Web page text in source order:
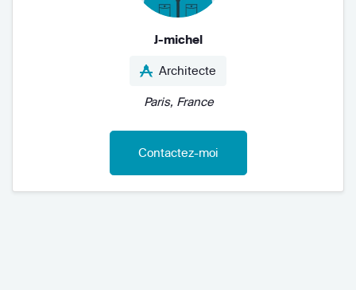
J-michel
Architecte
Paris, France
Contactez-moi